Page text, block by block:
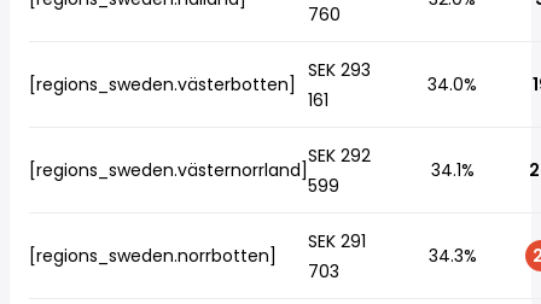
760
[regions_sweden.västerbotten]
SEK 293
161
34.0%
[regions_sweden.västernorrland]
SEK 292
599
34.1%
[regions_sweden.norrbotten]
SEK 291
703
34.3%